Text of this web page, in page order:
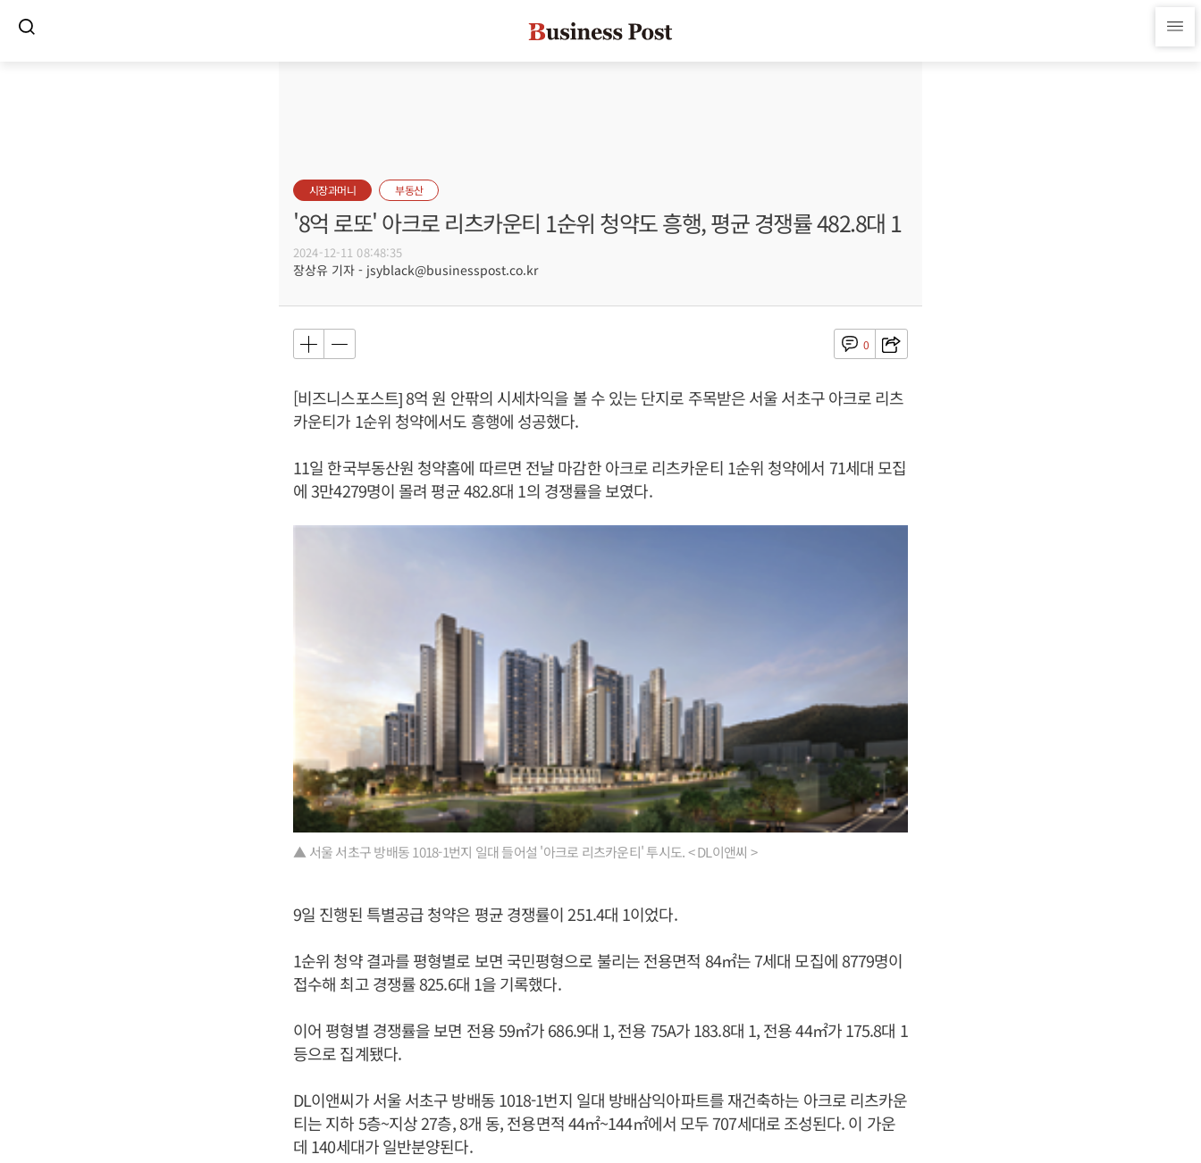
시장과머니 부동산
'8억 로또' 아크로 리츠카운티 1순위 청약도 흥행, 평균 경쟁률 482.8대 1
2024-12-11 08:48:35
장상유 기자 - jsyblack@businesspost.co.kr
0
[비즈니스포스트] 8억 원 안팎의 시세차익을 볼 수 있는 단지로 주목받은 서울 서초구 아크로 리츠
카운티가 1순위 청약에서도 흥행에 성공했다.
11일 한국부동산원 청약홈에 따르면 전날 마감한 아크로 리츠카운티 1순위 청약에서 71세대 모집
에 3만4279명이 몰려 평균 482.8대 1의 경쟁률을 보였다.
▲ 서울 서초구 방배동 1018-1번지 일대 들어설 '아크로 리츠카운티' 투시도. < DL이앤씨 >
9일 진행된 특별공급 청약은 평균 경쟁률이 251.4대 1이었다.
1순위 청약 결과를 평형별로 보면 국민평형으로 불리는 전용면적 84㎡는 7세대 모집에 8779명이
접수해 최고 경쟁률 825.6대 1을 기록했다.
이어 평형별 경쟁률을 보면 전용 59㎡가 686.9대 1, 전용 75A가 183.8대 1, 전용 44㎡가 175.8대 1
등으로 집계됐다.
DL이앤씨가 서울 서초구 방배동 1018-1번지 일대 방배삼익아파트를 재건축하는 아크로 리츠카운
티는 지하 5층~지상 27층, 8개 동, 전용면적 44㎡~144㎡에서 모두 707세대로 조성된다. 이 가운
데 140세대가 일반분양된다.